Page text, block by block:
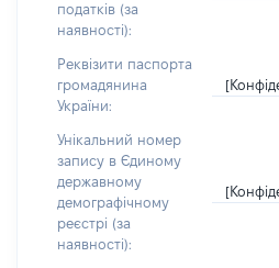
податків (за
наявності):
Реквізити паспорта
громадянина
України:
Унікальний номер
запису в Єдиному
державному
демографічному
реєстрі (за
наявності):